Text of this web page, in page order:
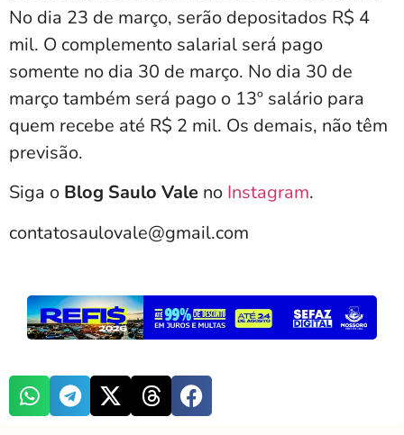
No dia 23 de março, serão depositados R$ 4
mil. O complemento salarial será pago
somente no dia 30 de março. No dia 30 de
março também será pago o 13º salário para
quem recebe até R$ 2 mil. Os demais, não têm
previsão.
Siga o Blog Saulo Vale no Instagram.
contatosaulovale@gmail.com